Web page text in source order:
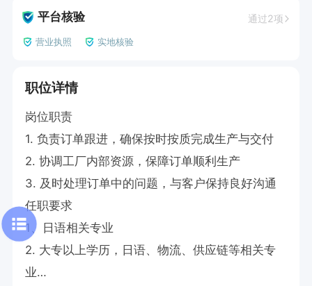
平台核验 通过2项
营业执照 实地核验
职位详情
岗位职责
1. 负责订单跟进，确保按时按质完成生产与交付
2. 协调工厂内部资源，保障订单顺利生产
3. 及时处理订单中的问题，与客户保持良好沟通
任职要求
1、日语相关专业
2. 大专以上学历，日语、物流、供应链等相关专
业